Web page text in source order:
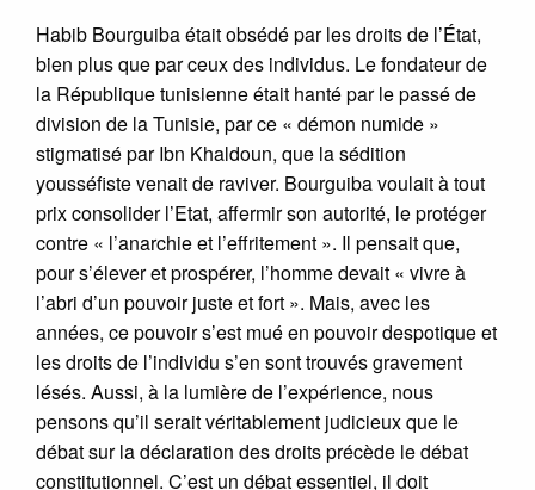
Habib Bourguiba était obsédé par les droits de l’État,
bien plus que par ceux des individus. Le fondateur de
la République tunisienne était hanté par le passé de
division de la Tunisie, par ce « démon numide »
stigmatisé par Ibn Khaldoun, que la sédition
yousséfiste venait de raviver. Bourguiba voulait à tout
prix consolider l’Etat, affermir son autorité, le protéger
contre « l’anarchie et l’effritement ». Il pensait que,
pour s’élever et prospérer, l’homme devait « vivre à
l’abri d’un pouvoir juste et fort ». Mais, avec les
années, ce pouvoir s’est mué en pouvoir despotique et
les droits de l’individu s’en sont trouvés gravement
lésés. Aussi, à la lumière de l’expérience, nous
pensons qu’il serait véritablement judicieux que le
débat sur la déclaration des droits précède le débat
constitutionnel. C’est un débat essentiel, il doit